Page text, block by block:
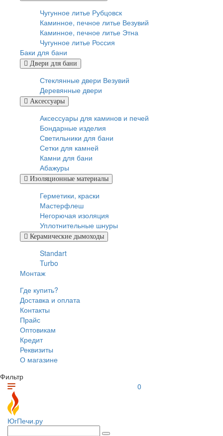
Чугунное литье Рубцовск
Каминное, печное литье Везувий
Каминное, печное литье Этна
Чугунное литье Россия
Баки для бани
Двери для бани
Стеклянные двери Везувий
Деревянные двери
Аксессуары
Аксессуары для каминов и печей
Бондарные изделия
Светильники для бани
Сетки для камней
Камни для бани
Абажуры
Изоляционные материалы
Герметики, краски
Мастерфлеш
Негорючая изоляция
Уплотнительные шнуры
Керамические дымоходы
Standart
Turbo
Монтаж
Где купить?
Доставка и оплата
Контакты
Прайс
Оптовикам
Кредит
Реквизиты
О магазине
Фильтр
ЮгПечи.ру
0